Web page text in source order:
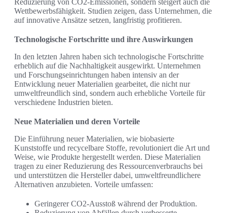
Reduzierung von CO2-Emissionen, sondern steigert auch die
Wettbewerbsfähigkeit. Studien zeigen, dass Unternehmen, die
auf innovative Ansätze setzen, langfristig profitieren.
Technologische Fortschritte und ihre Auswirkungen
In den letzten Jahren haben sich technologische Fortschritte
erheblich auf die Nachhaltigkeit ausgewirkt. Unternehmen
und Forschungseinrichtungen haben intensiv an der
Entwicklung neuer Materialien gearbeitet, die nicht nur
umweltfreundlich sind, sondern auch erhebliche Vorteile für
verschiedene Industrien bieten.
Neue Materialien und deren Vorteile
Die Einführung neuer Materialien, wie biobasierte
Kunststoffe und recycelbare Stoffe, revolutioniert die Art und
Weise, wie Produkte hergestellt werden. Diese Materialien
tragen zu einer Reduzierung des Ressourcenverbrauchs bei
und unterstützen die Hersteller dabei, umweltfreundlichere
Alternativen anzubieten. Vorteile umfassen:
Geringerer CO2-Ausstoß während der Produktion.